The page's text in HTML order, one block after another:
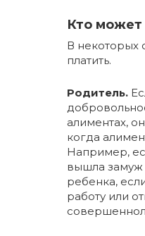
Кто может
В некоторых
платить.
Родитель.
алиментах,
когда
Например,
вышла
ребенка,
работу или